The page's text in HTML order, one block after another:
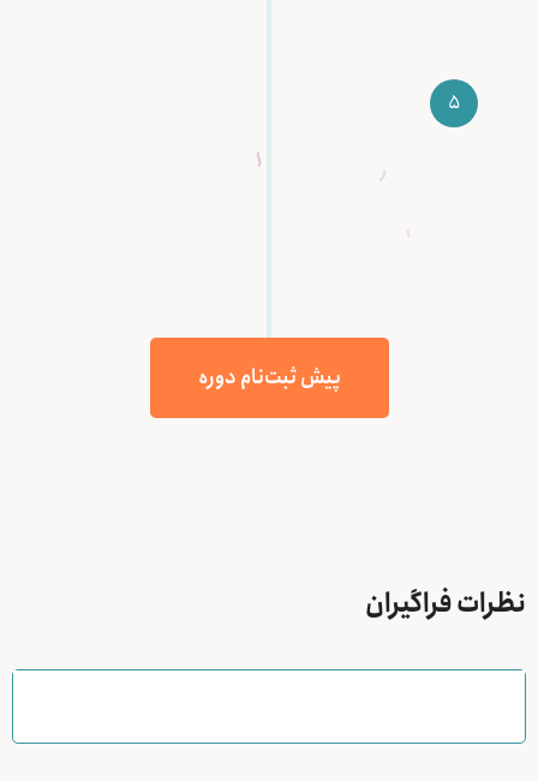
بعد از پایان دوره، گواهینامه دو زبانه به آدرسی که
اعلام کردی ارسال میشه و حالا یک مهندس
5
پیش ثبت‌نام دوره
نظرات فراگیران